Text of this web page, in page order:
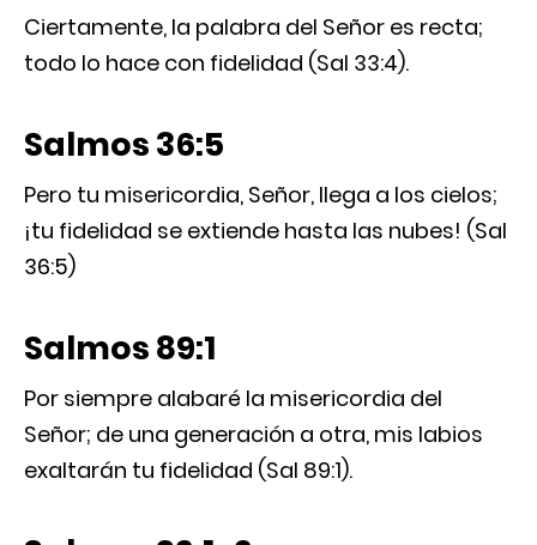
Ciertamente, la palabra del Señor es recta;
todo lo hace con fidelidad (Sal 33:4).
Salmos 36:5
Pero tu misericordia, Señor, llega a los cielos;
¡tu fidelidad se extiende hasta las nubes! (Sal
36:5)
Salmos 89:1
Por siempre alabaré la misericordia del
Señor; de una generación a otra, mis labios
exaltarán tu fidelidad (Sal 89:1).